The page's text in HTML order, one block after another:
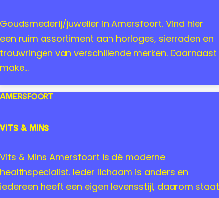
r
&
W
i
l
m
j
n
B
.
G
.
L
.
o
d
a
n
Goudsmederij/juwelier in Amersfoort. Vind hier
een ruim assortiment aan horloges, sierraden en
trouwringen van verschillende merken. Daarnaast
make...
Vits & Mins
V
i
t
Vits & Mins Amersfoort is dé moderne
healthspecialist. Ieder lichaam is anders en
iedereen heeft een eigen levensstijl, daarom staat
Amersfoort